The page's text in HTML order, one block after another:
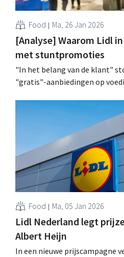
Food Ma, 26 Jan 2026
[Analyse] Waarom Lidl
met stuntpromoties
"In het belang van de klant"
"gratis"-aanbiedingen op
verdient. De kans dat
Food Ma, 05 Jan 2026
Lidl Nederland legt
Albert Heijn
In een nieuwe prijscampagne